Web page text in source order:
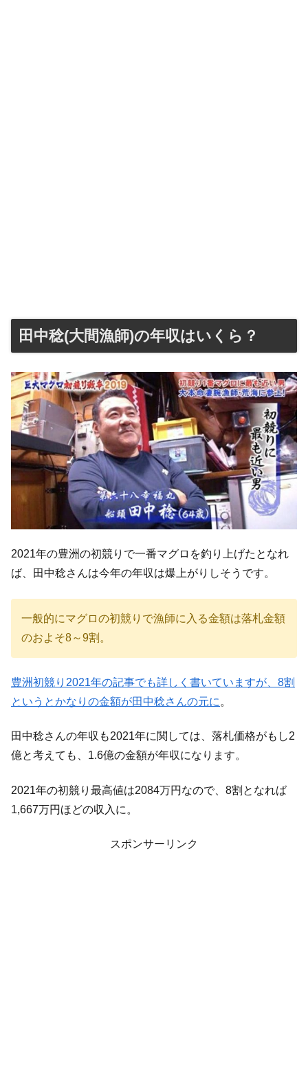
田中稔(大間漁師)の年収はいくら？
2021年の豊洲の初競りで一番マグロを釣り上げたとなれ
ば、田中稔さんは今年の年収は爆上がりしそうです。
一般的にマグロの初競りで漁師に入る金額は落札金額
のおよそ8～9割。
豊洲初競り2021年の記事でも詳しく書いていますが、8割
というとかなりの金額が田中稔さんの元に 。
田中稔さんの年収も2021年に関しては、落札価格がもし2
億と考えても、1.6億の金額が年収になります。
2021年の初競り最高値は2084万円なので、8割となれば
1,667万円ほどの収入に。
スポンサーリンク